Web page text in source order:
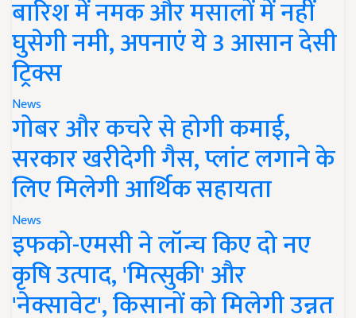
बारिश में नमक और मसालों में नहीं
घुसेगी नमी, अपनाएं ये 3 आसान देसी
ट्रिक्स
News
गोबर और कचरे से होगी कमाई,
सरकार खरीदेगी गैस, प्लांट लगाने के
लिए मिलेगी आर्थिक सहायता
News
इफको-एमसी ने लॉन्च किए दो नए
कृषि उत्पाद, 'मित्सुकी' और
'नेक्सावेट', किसानों को मिलेगी उन्नत